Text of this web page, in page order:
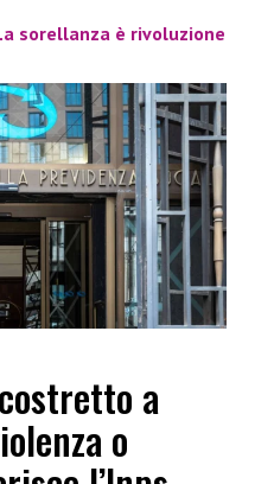
La sorellanza è rivoluzione
a
o